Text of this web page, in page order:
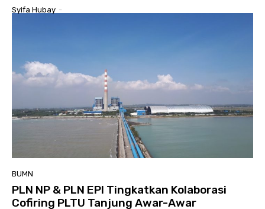
Syifa Hubay -
BUMN
PLN NP & PLN EPI Tingkatkan Kolaborasi
Cofiring PLTU Tanjung Awar-Awar